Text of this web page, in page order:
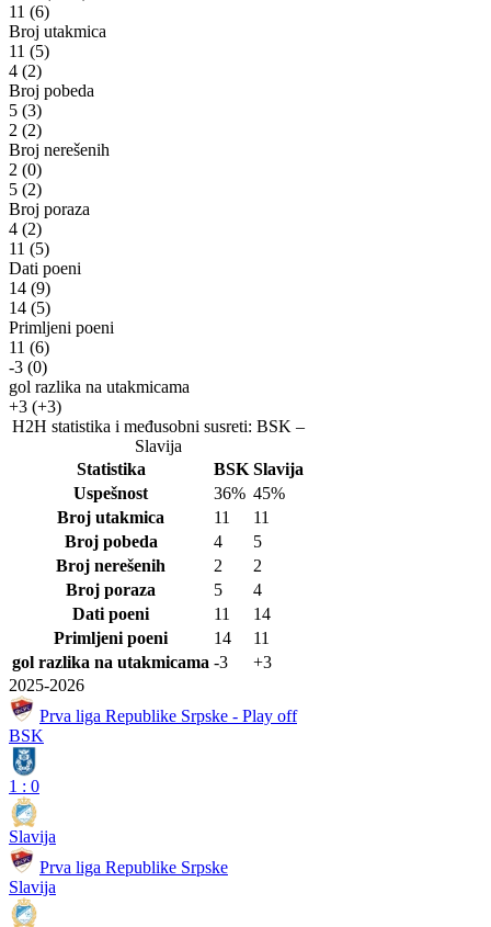
11 (6)
Broj utakmica
11 (5)
4 (2)
Broj pobeda
5 (3)
2 (2)
Broj nerešenih
2 (0)
5 (2)
Broj poraza
4 (2)
11 (5)
Dati poeni
14 (9)
14 (5)
Primljeni poeni
11 (6)
-3 (0)
gol razlika na utakmicama
+3 (+3)
H2H statistika i međusobni susreti: BSK –
Slavija
Statistika
BSK Slavija
Uspešnost
36% 45%
Broj utakmica
11
11
Broj pobeda
4
5
Broj nerešenih
2
2
Broj poraza
5
4
Dati poeni
11
14
Primljeni poeni
14
11
gol razlika na utakmicama -3
+3
2025-2026
Prva liga Republike Srpske - Play off
BSK
1 : 0
Slavija
Prva liga Republike Srpske
Slavija